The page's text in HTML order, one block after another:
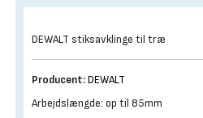
DEWALT stiksavklinge til træ
Producent:DEWALT
Arbejdslængde: op til 85mm